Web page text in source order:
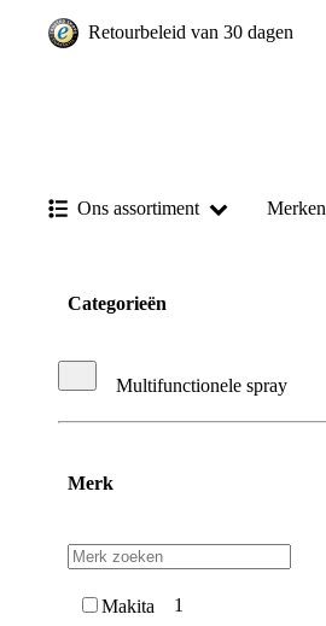
Retourbeleid van 30 dagen
Ons assortiment Merken
Categorieën
Multifunctionele spray
Merk
Makita 1